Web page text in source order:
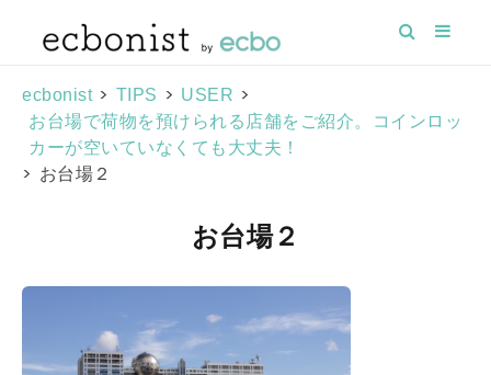
ecbonist > TIPS > USER >
お台場で荷物を預けられる店舗をご紹介。コインロッ
カーが空いていなくても大丈夫！
> お台場２
お台場２